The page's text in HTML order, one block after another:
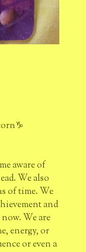
aware of
We also
of time. We
and
We are
energy, or
or even a